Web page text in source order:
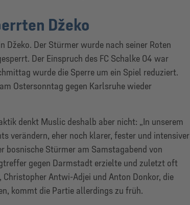
Džeko
Der Stürmer wurde nach seiner Roten
Der Einspruch des FC Schalke 04 war
wurde die Sperre um ein Spiel reduziert.
Ostersonntag gegen Karlsruhe wieder
denkt Muslic deshalb aber nicht: „In unserem
verändern, eher noch klarer, fester und intensiver
bosnische Stürmer am Samstagabend von
gegen Darmstadt erzielte und zuletzt oft
Antwi-Adjei und Anton Donkor, die
kommt die Partie allerdings zu früh.